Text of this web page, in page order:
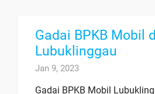
Gadai BPKB Mobil
Lubuklinggau
Jan 9, 2023
Gadai BPKB Mobil